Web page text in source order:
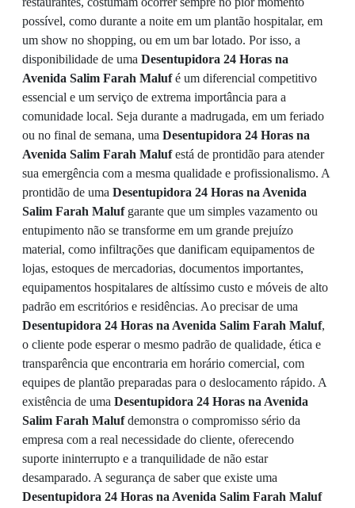
possível, como durante a noite em um plantão hospitalar, em
um show no shopping, ou em um bar lotado. Por isso, a
disponibilidade de uma Desentupidora 24 Horas na
Avenida Salim Farah Malufé um diferencial competitivo
essencial e um serviço de extrema importância para a
comunidade local. Seja durante a madrugada, em um feriado
ou no final de semana, uma Desentupidora 24 Horas na
Avenida Salim Farah Malufestá de prontidão para atender
sua emergência com a mesma qualidade e profissionalismo. A
prontidão de uma Desentupidora 24 Horas na Avenida
Salim Farah Malufgarante que um simples vazamento ou
entupimento não se transforme em um grande prejuízo
material, como infiltrações que danificam equipamentos de
lojas, estoques de mercadorias, documentos importantes,
equipamentos hospitalares de altíssimo custo e móveis de alto
padrão em escritórios e residências. Ao precisar de uma
Desentupidora 24 Horas na Avenida Salim Farah Maluf,
o cliente pode esperar o mesmo padrão de qualidade, ética e
transparência que encontraria em horário comercial, com
equipes de plantão preparadas para o deslocamento rápido. A
existência de uma Desentupidora 24 Horas na Avenida
Salim Farah Malufdemonstra o compromisso sério da
empresa com a real necessidade do cliente, oferecendo
suporte ininterrupto e a tranquilidade de não estar
desamparado. A segurança de saber que existe uma
Desentupidora 24 Horas na Avenida Salim Farah Maluf